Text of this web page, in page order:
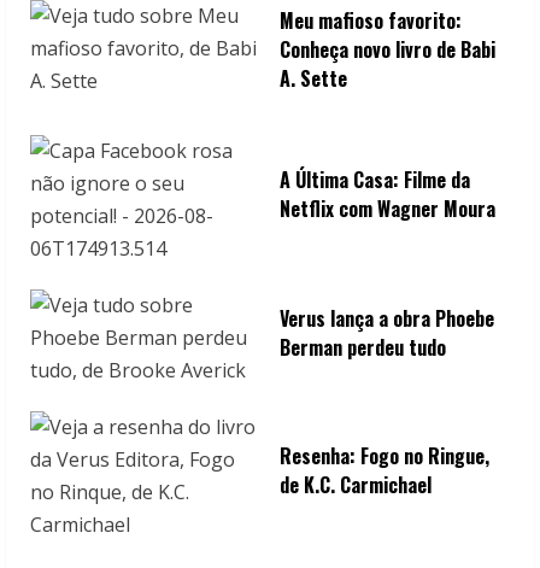
n
g
Meu mafioso favorito:
Conheça novo livro de Babi
A. Sette
A Última Casa: Filme da
Netflix com Wagner Moura
Verus lança a obra Phoebe
Berman perdeu tudo
Resenha: Fogo no Ringue,
de K.C. Carmichael